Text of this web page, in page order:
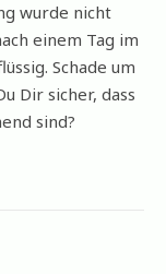
wurde nicht
einem Tag im
Schade um
Dir sicher, dass
sind?